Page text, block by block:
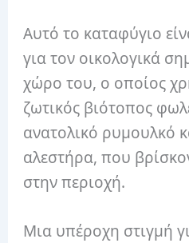
Αυτό το καταφύγιο
για τον οικολογικά
χώρο του, ο οποίος
ζωτικός βιότοπος
ανατολικό ρυμουλκό
αλεστήρα, που
στην περιοχή.
Μια υπέροχη στιγμή